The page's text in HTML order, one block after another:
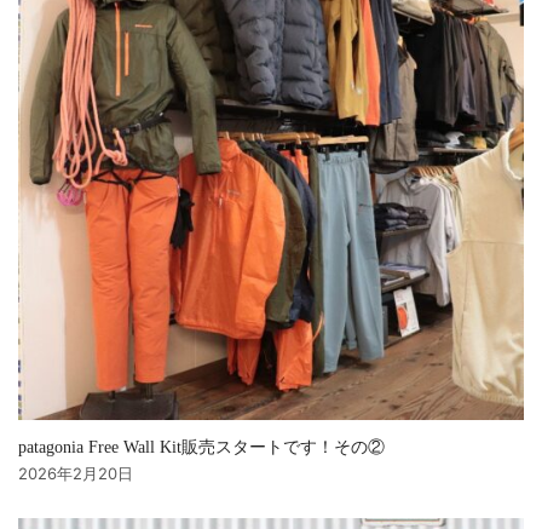
patagonia Free Wall Kit販売スタートです！その②
2026年2月20日